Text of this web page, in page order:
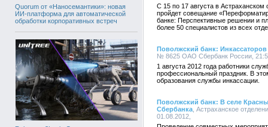
Quorum от «Наносемантики»: новая
ИИ-платформа для автоматической
обработки корпоративных встреч
С 15 по 17 августа в
пройдет совещание
банке: Перспективные решении и
более 50 специалистов из всех
Поволжский банк:
№ 8625 ОАО Сбербанк России,
1 августа 2012 года работники
профессиональный праздник. В
образования службы инкассации.
Поволжский банк: В селе
Сбербанка , Астраханское
01.08.2012,